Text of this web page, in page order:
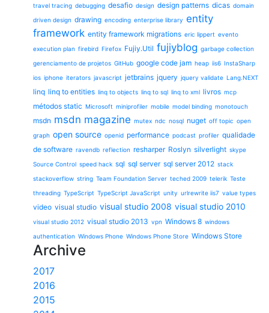
travel tracing debugging desafio design design patterns dicas domain
driven design drawing encoding enterprise library entity
framework entity framework migrations eric lippert evento
execution plan firebird Firefox Fujiy.Util fujiyblog garbage collection
gerenciamento de projetos GitHub google code jam heap iis6 InstaSharp
ios iphone iterators javascript jetbrains jquery jquery validate Lang.NEXT
linq linq to entities linq to objects linq to sql linq to xml livros mcp
métodos static Microsoft miniprofiler mobile model binding monotouch
msdn msdn magazine mutex ndc nosql nuget off topic open
graph open source openid performance podcast profiler qualidade
de software ravendb reflection resharper Roslyn silverlight skype
Source Control speed hack sql sql server sql server 2012 stack
stackoverflow string Team Foundation Server teched 2009 telerik Teste
threading TypeScript TypeScript JavaScript unity urlrewrite iis7 value types
video visual studio visual studio 2008 visual studio 2010
visual studio 2012 visual studio 2013 vpn Windows 8 windows
authentication Windows Phone Windows Phone Store Windows Store
Archive
2017
2016
2015